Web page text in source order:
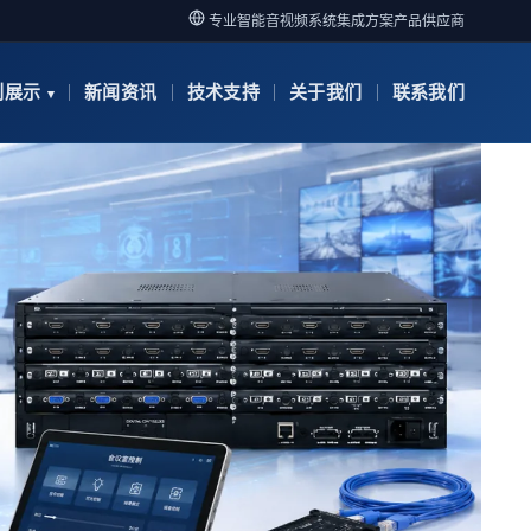
专业智能音视频系统集成方案产品供应商
示 新闻资讯 技术支持 关于我们 联系我们